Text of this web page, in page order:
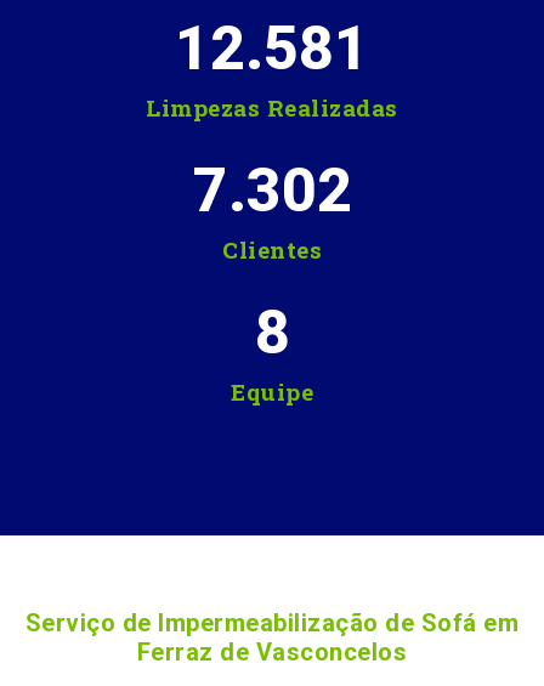
Limpezas Realizadas
12.581
Clientes
7.302
Equipe
8
Serviço de Impermeabilização de Sofá em
Ferraz de Vasconcelos